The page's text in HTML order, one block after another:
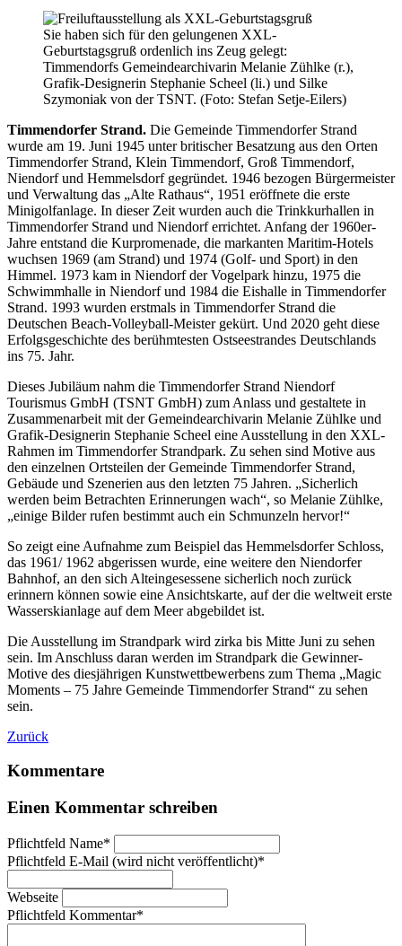
Sie haben sich für den gelungenen XXL-
Geburtstagsgruß ordenlich ins Zeug gelegt:
Timmendorfs Gemeindearchivarin Melanie Zühlke (r.),
Grafik-Designerin Stephanie Scheel (li.) und Silke
Szymoniak von der TSNT. (Foto: Stefan Setje-Eilers)
Timmendorfer Strand. Die Gemeinde Timmendorfer Strand
wurde am 19. Juni 1945 unter britischer Besatzung aus den Orten
Timmendorfer Strand, Klein Timmendorf, Groß Timmendorf,
Niendorf und Hemmelsdorf gegründet. 1946 bezogen Bürgermeister
und Verwaltung das „Alte Rathaus“, 1951 eröffnete die erste
Minigolfanlage. In dieser Zeit wurden auch die Trinkkurhallen in
Timmendorfer Strand und Niendorf errichtet. Anfang der 1960er-
Jahre entstand die Kurpromenade, die markanten Maritim-Hotels
wuchsen 1969 (am Strand) und 1974 (Golf- und Sport) in den
Himmel. 1973 kam in Niendorf der Vogelpark hinzu, 1975 die
Schwimmhalle in Niendorf und 1984 die Eishalle in Timmendorfer
Strand. 1993 wurden erstmals in Timmendorfer Strand die
Deutschen Beach-Volleyball-Meister gekürt. Und 2020 geht diese
Erfolgsgeschichte des berühmtesten Ostseestrandes Deutschlands
ins 75. Jahr.
Dieses Jubiläum nahm die Timmendorfer Strand Niendorf
Tourismus GmbH (TSNT GmbH) zum Anlass und gestaltete in
Zusammenarbeit mit der Gemeindearchivarin Melanie Zühlke und
Grafik-Designerin Stephanie Scheel eine Ausstellung in den XXL-
Rahmen im Timmendorfer Strandpark. Zu sehen sind Motive aus
den einzelnen Ortsteilen der Gemeinde Timmendorfer Strand,
Gebäude und Szenerien aus den letzten 75 Jahren. „Sicherlich
werden beim Betrachten Erinnerungen wach“, so Melanie Zühlke,
„einige Bilder rufen bestimmt auch ein Schmunzeln hervor!“
So zeigt eine Aufnahme zum Beispiel das Hemmelsdorfer Schloss,
das 1961/ 1962 abgerissen wurde, eine weitere den Niendorfer
Bahnhof, an den sich Alteingesessene sicherlich noch zurück
erinnern können sowie eine Ansichtskarte, auf der die weltweit erste
Wasserskianlage auf dem Meer abgebildet ist.
Die Ausstellung im Strandpark wird zirka bis Mitte Juni zu sehen
sein. Im Anschluss daran werden im Strandpark die Gewinner-
Motive des diesjährigen Kunstwettbewerbens zum Thema „Magic
Moments – 75 Jahre Gemeinde Timmendorfer Strand“ zu sehen
sein.
Zurück
Kommentare
Einen Kommentar schreiben
Pflichtfeld Name*
Pflichtfeld E-Mail (wird nicht veröffentlicht)*
Webseite
Pflichtfeld Kommentar*